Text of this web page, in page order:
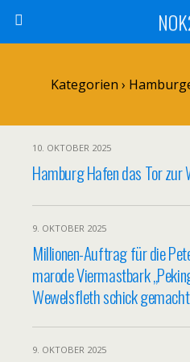
Kategorien ›
10. OKTOBER 2025
Hamburg Hafen das Tor zur
9. OKTOBER 2025
Millionen-Auftrag für die
marode Viermastbark
Wewelsfleth schick
9. OKTOBER 2025